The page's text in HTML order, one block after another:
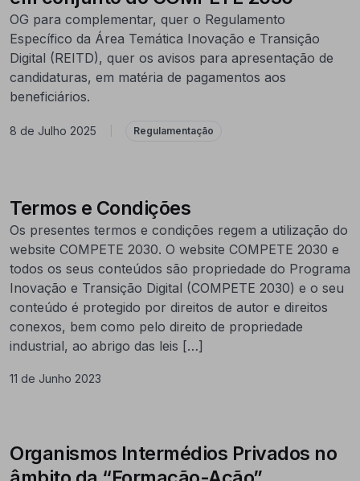
OG para complementar, quer o Regulamento
Específico da Área Temática Inovação e Transição
Digital (REITD), quer os avisos para apresentação de
candidaturas, em matéria de pagamentos aos
beneficiários.
8 de Julho 2025 Regulamentação
Termos e Condições
Os presentes termos e condições regem a utilização do
website COMPETE 2030. O website COMPETE 2030 e
todos os seus conteúdos são propriedade do Programa
Inovação e Transição Digital (COMPETE 2030) e o seu
conteúdo é protegido por direitos de autor e direitos
conexos, bem como pelo direito de propriedade
industrial, ao abrigo das leis […]
11 de Junho 2023
Organismos Intermédios Privados no